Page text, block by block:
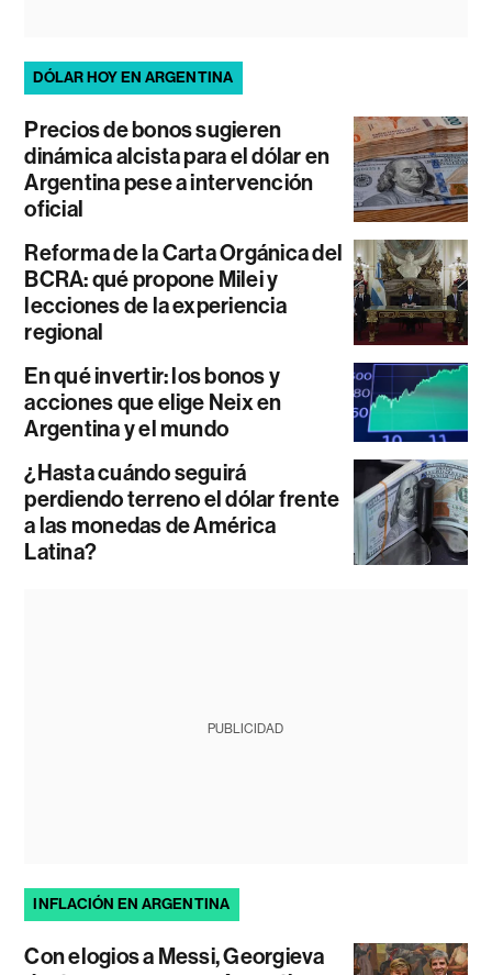
DÓLAR HOY EN ARGENTINA
Precios de bonos sugieren
dinámica alcista para el dólar en
Argentina pese a intervención
oficial
Reforma de la Carta Orgánica del
BCRA: qué propone Milei y
lecciones de la experiencia
regional
En qué invertir: los bonos y
acciones que elige Neix en
Argentina y el mundo
¿Hasta cuándo seguirá
perdiendo terreno el dólar frente
a las monedas de América
Latina?
PUBLICIDAD
INFLACIÓN EN ARGENTINA
Con elogios a Messi, Georgieva